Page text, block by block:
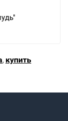
, купить